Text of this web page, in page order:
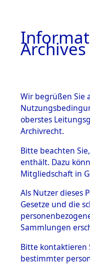
BESTÄNDE
1.
mente
5.
5.3
5.3.1
zu
Todesmärsch
Archives
Wir begrüßen Sie
oberstes
Archivrecht.
Bitte beachten
enthält. Dazu
Mitgliedschaft in
Als Nutzer dieses
Gesetze und die
Sammlungen
Bitte kontaktieren
bestimmter